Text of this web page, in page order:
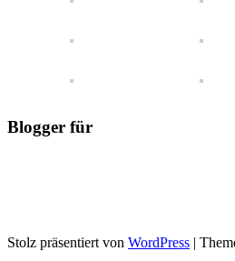
Blogger für
Stolz präsentiert von WordPress |